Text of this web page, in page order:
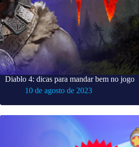
Diablo 4: dicas para mandar bem no jogo
10 de agosto de 2023